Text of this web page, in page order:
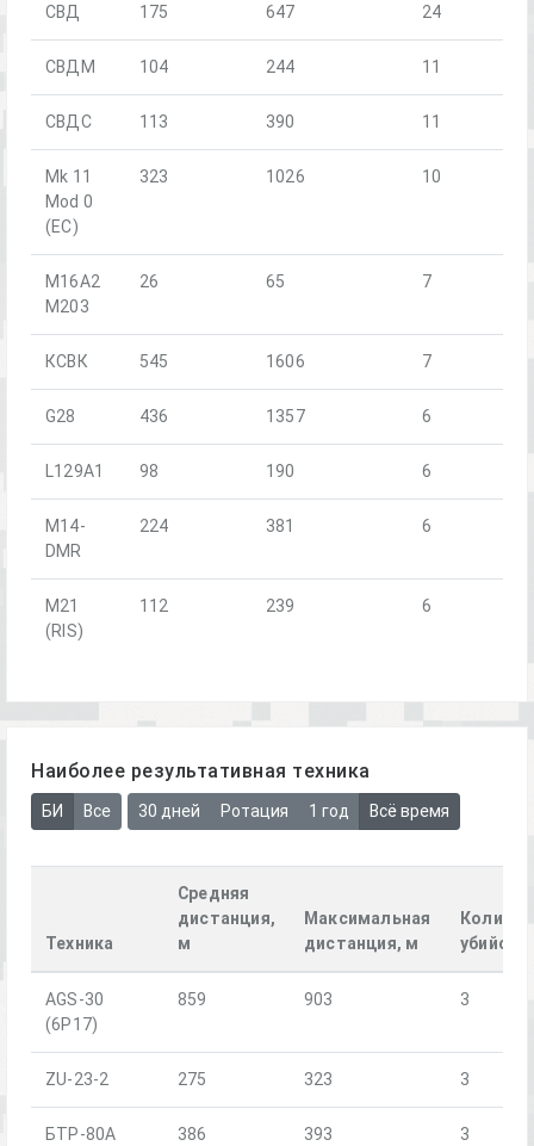
СВД 175 647 24
СВДМ 104 244 11
СВДС 113 390 11
Mk 11
Mod 0
(EC)
323 1026 10
M16A2
M203
26 65 7
КСВК 545 1606 7
G28 436 1357 6
L129A1 98 190 6
M14-
DMR
224 381 6
M21
(RIS)
112 239 6
Наиболее результативная техника
БИ Все 30 дней Ротация 1 год Всё время
Техника
Средняя
дистанция,
м
Максимальная
дистанция, м
убийств
AGS-30
(6P17)
859 903 3
ZU-23-2 275 323 3
БТР-80А 386 393 3